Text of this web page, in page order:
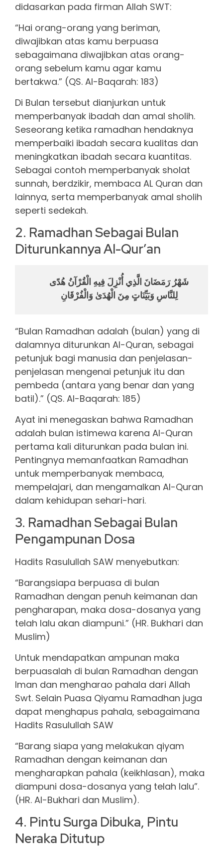
didasarkan pada firman Allah SWT:
“Hai orang-orang yang beriman,
diwajibkan atas kamu berpuasa
sebagaimana diwajibkan atas orang-
orang sebelum kamu agar kamu
bertakwa.” (QS. Al-Baqarah: 183)
Di Bulan tersebut dianjurkan untuk
memperbanyak ibadah dan amal sholih.
Seseorang ketika ramadhan hendaknya
memperbaiki ibadah secara kualitas dan
meningkatkan ibadah secara kuantitas.
Sebagai contoh memperbanyak sholat
sunnah, berdzikir, membaca AL Quran dan
lainnya, serta memperbanyak amal sholih
seperti sedekah.
2. Ramadhan Sebagai Bulan
Diturunkannya Al-Qur’an
شَهْرُ رَمَضَانَ الَّذِي أُنْزِلَ فِيهِ الْقُرْآنُ هُدًى
لِلنَّاسِ وَبَيِّنَاتٍ مِنَ الْهُدَىٰ وَالْفُرْقَانِ
“Bulan Ramadhan adalah (bulan) yang di
dalamnya diturunkan Al-Quran, sebagai
petunjuk bagi manusia dan penjelasan-
penjelasan mengenai petunjuk itu dan
pembeda (antara yang benar dan yang
batil).” (QS. Al-Baqarah: 185)
Ayat ini menegaskan bahwa Ramadhan
adalah bulan istimewa karena Al-Quran
pertama kali diturunkan pada bulan ini.
Pentingnya memanfaatkan Ramadhan
untuk memperbanyak membaca,
mempelajari, dan mengamalkan Al-Quran
dalam kehidupan sehari-hari.
3. Ramadhan Sebagai Bulan
Pengampunan Dosa
Hadits Rasulullah SAW menyebutkan:
“Barangsiapa berpuasa di bulan
Ramadhan dengan penuh keimanan dan
pengharapan, maka dosa-dosanya yang
telah lalu akan diampuni.” (HR. Bukhari dan
Muslim)
Untuk mendapatkan ampunan maka
berpuasalah di bulan Ramadhan dengan
Iman dan mengharao pahala dari Allah
Swt. Selain Puasa Qiyamu Ramadhan juga
dapat menghapus pahala, sebagaimana
Hadits Rasulullah SAW
“Barang siapa yang melakukan qiyam
Ramadhan dengan keimanan dan
mengharapkan pahala (keikhlasan), maka
diampuni dosa-dosanya yang telah lalu”.
(HR. Al-Bukhari dan Muslim).
4. Pintu Surga Dibuka, Pintu
Neraka Ditutup